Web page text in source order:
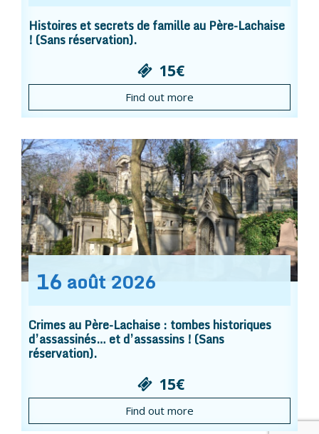
Histoires et secrets de famille au Père-Lachaise
! (Sans réservation).
15€
Find out more
16 août 2026
Crimes au Père-Lachaise : tombes historiques
d’assassinés… et d’assassins ! (Sans
réservation).
15€
Find out more